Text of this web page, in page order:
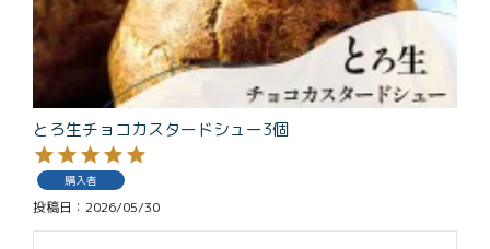
とろ生チョコカスタードシュー3個
購入者
投稿日 2026/05/30